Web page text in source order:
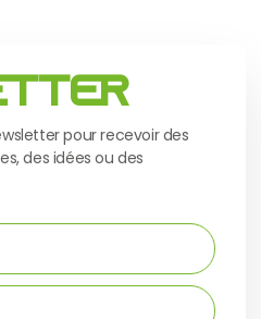
pour recevoir des
des idées ou des